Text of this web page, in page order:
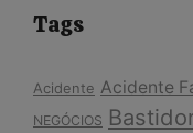
Tags
Acidente Acidente
NEGÓCIOS